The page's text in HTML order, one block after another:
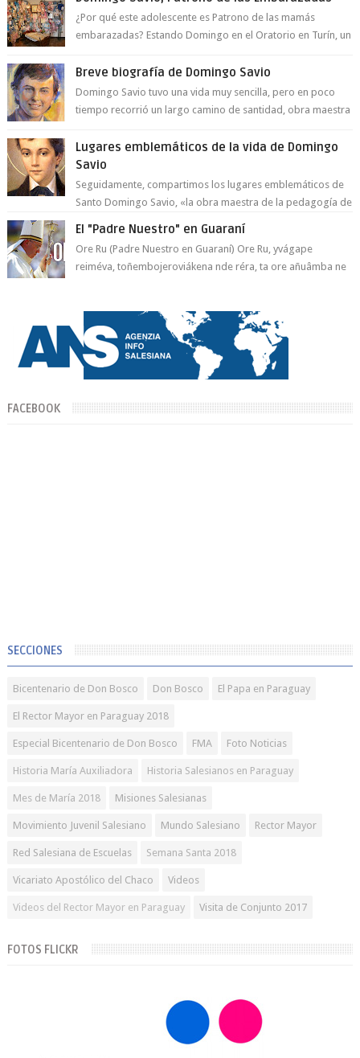
¿Por qué este adolescente es Patrono de las mamás
embarazadas? Estando Domingo en el Oratorio en Turín, un
Breve biografía de Domingo Savio
Domingo Savio tuvo una vida muy sencilla, pero en poco
tiempo recorrió un largo camino de santidad, obra maestra
Lugares emblemáticos de la vida de Domingo
Savio
Seguidamente, compartimos los lugares emblemáticos de
Santo Domingo Savio, «la obra maestra de la pedagogía de
El "Padre Nuestro" en Guaraní
Ore Ru (Padre Nuestro en Guaraní) Ore Ru, yvágape
reiméva, toñembojeroviákena nde réra, ta ore añuâmba ne
FACEBOOK
SECCIONES
Bicentenario de Don Bosco Don Bosco El Papa en Paraguay
El Rector Mayor en Paraguay 2018
Especial Bicentenario de Don Bosco FMA Foto Noticias
Historia María Auxiliadora Historia Salesianos en Paraguay
Mes de María 2018 Misiones Salesianas
Movimiento Juvenil Salesiano Mundo Salesiano Rector Mayor
Red Salesiana de Escuelas Semana Santa 2018
Vicariato Apostólico del Chaco Videos
Videos del Rector Mayor en Paraguay Visita de Conjunto 2017
FOTOS FLICKR